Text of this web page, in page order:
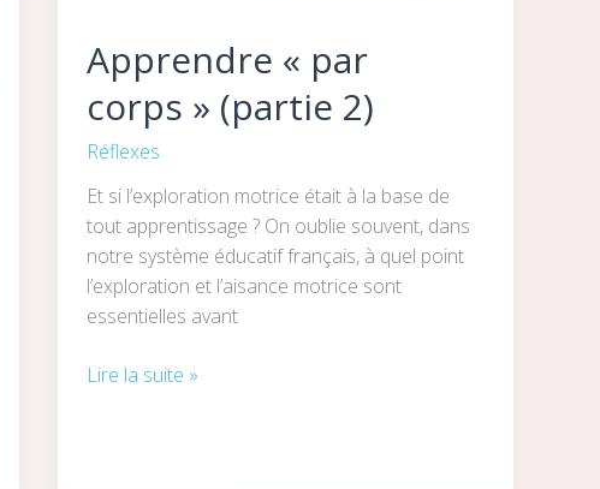
Apprendre « par
corps » (partie 2)
Réflexes
Et si l’exploration motrice était à la base de
tout apprentissage ? On oublie souvent, dans
notre système éducatif français, à quel point
l’exploration et l’aisance motrice sont
essentielles avant
Lire la suite »